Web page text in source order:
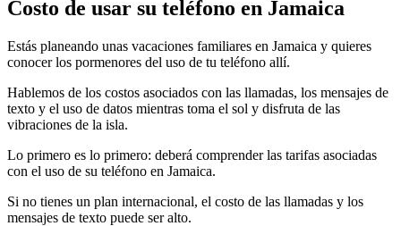
Costo de usar su teléfono en Jamaica
Estás planeando unas vacaciones familiares en Jamaica y quieres
conocer los pormenores del uso de tu teléfono allí.
Hablemos de los costos asociados con las llamadas, los mensajes de
texto y el uso de datos mientras toma el sol y disfruta de las
vibraciones de la isla.
Lo primero es lo primero: deberá comprender las tarifas asociadas
con el uso de su teléfono en Jamaica.
Si no tienes un plan internacional, el costo de las llamadas y los
mensajes de texto puede ser alto.